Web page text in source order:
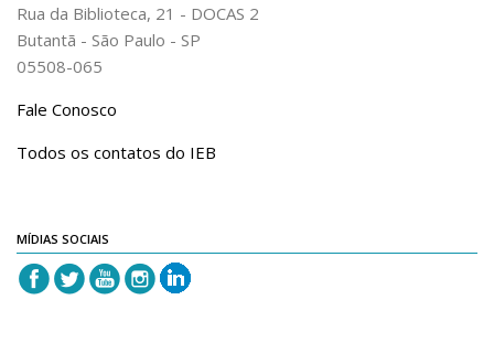
Rua da Biblioteca, 21 - DOCAS 2
Butantã - São Paulo - SP
05508-065
Fale Conosco
Todos os contatos do IEB
MÍDIAS SOCIAIS